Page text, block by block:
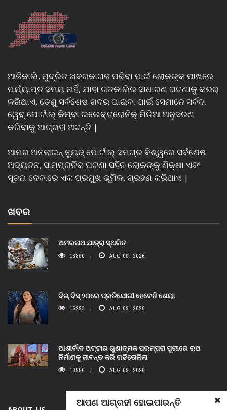
ଆପଣ ଆଗ୍ରହୀ ହୋଇପାରନ୍ତି
ଆଜିକାଲି, ମୁଦ୍ରିତ ଖବରକାଗଜ ପଢିବା ପାଇଁ ଲୋକଙ୍କ ପାଖରେ
ପର୍ଯ୍ୟାପ୍ତ ସମୟ ନାହିଁ, ଯାହା ଗତକାଲିର ସାଧାରଣ ଘଟଣାକୁ କଭର୍
କରିଥାଏ, ତେଣୁ ସର୍ବଶେଷ ଖବର ପାଇବା ପାଇଁ ସେମାନେ ସର୍ବଦା
ୱେବ୍ ପୋର୍ଟାଲ୍ କିମ୍ବା ଇଲେକ୍ଟ୍ରୋନିକ୍ ମିଡିଆ ଅନୁସରଣ
କରିବାକୁ ଆଗ୍ରହୀ ଅଟନ୍ତି |
ଆମର ଅନଲାଇନ୍ ନ୍ୟୁଜ୍ ପୋର୍ଟାଲ୍ ସମଗ୍ର ବିଶ୍ୱରେ ସର୍ବଶେଷ
ଅଦ୍ୟତନ, ସାମ୍ପ୍ରତିକ ଘଟଣା ସହିତ ଲୋକଙ୍କୁ ଶିକ୍ଷା ଏବଂ
ସୂଚନା ଦେବାରେ ଏକ ପ୍ରମୁଖ ଭୂମିକା ଗ୍ରହଣ କରିଥାଏ |
ଖବର
ଅମରନାଥ ଯାତ୍ରା ସ୍ଥଗିତ
13890 AUG 09, 2026
ବିଗ୍ ବିସ୍ ୨୦ରେ ପ୍ରତିଯୋଗୀ ହେବେନି ଶେୟା
15293 AUG 09, 2026
ଆଶୀର୍ବାଦ ଅଟ୍ଟାର ଗୁଣାତ୍ମକ ପରମ୍ପରା ପୁରୀରେ ରଥ
ନିର୍ମାଣକୁ ଜୀବନ୍ତ କରି ଗଢିତୋଳିଲା
13956 AUG 09, 2026